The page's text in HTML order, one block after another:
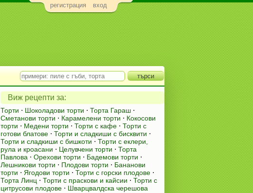
регистрация вход
Виж рецепти за:
Торти ⋅ Шоколадови торти ⋅ Торта Гараш ⋅
Сметанови торти ⋅ Карамелени торти ⋅ Кокосови
торти ⋅ Медени торти ⋅ Торти с кафе ⋅ Торти с
готови блатове ⋅ Торти и сладкиши с бисквити ⋅
Торти и сладкиши с бишкоти ⋅ Торти с еклери,
рула и кроасани ⋅ Целувчени торти ⋅ Торта
Павлова ⋅ Орехови торти ⋅ Бадемови торти ⋅
Лешникови торти ⋅ Плодови торти ⋅ Бананови
торти ⋅ Ягодови торти ⋅ Торти с горски плодове ⋅
Торта Линц ⋅ Торти с праскови и кайсии ⋅ Торти с
цитрусови плодове ⋅ Шварцвалдска черешова